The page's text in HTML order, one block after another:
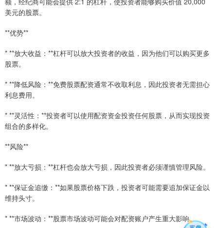
美元的股票。
**优势**
* **放大收益：**杠杆可以放大投资者的收益，因为他们可以购买更多
股票。
* **降低风险：**免费股票配资通常不收取利息，因此投资者无需担心
利息费用。
* **灵活性：**投资者可以使用配资资金投资任何股票，从而实现投资
组合的多样化。
**风险**
* **放大亏损：**杠杆也会放大亏损，因此投资者必须谨慎管理风险。
* **保证金追缴：**如果股票价格下跌，投资者可能需要追加保证金以
维持头寸。
* **市场波动：**股票市场波动可能会对配资账户产生重大影响。